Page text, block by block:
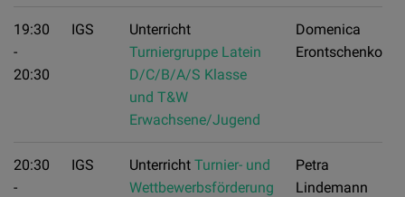
19:30
-
20:30
IGS
Unterricht
Turniergruppe Latein
D/C/B/A/S Klasse
und T&W
Erwachsene/Jugend
Domenica
Erontschenko
20:30
-
IGS Unterricht Turnier- und
Wettbewerbsförderung
Petra
Lindemann